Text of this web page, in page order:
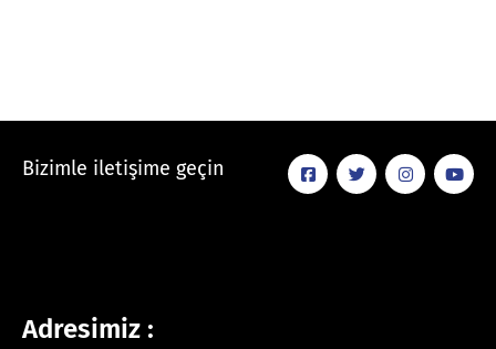
Bizimle iletişime geçin
Adresimiz :